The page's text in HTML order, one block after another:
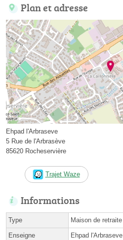
Plan et adresse
Ehpad l'Arbraseve
5 Rue de l'Arbrasève
85620 Rocheservière
Trajet Waze
Informations
Type Maison de retraite
Enseigne Ehpad l'Arbraseve